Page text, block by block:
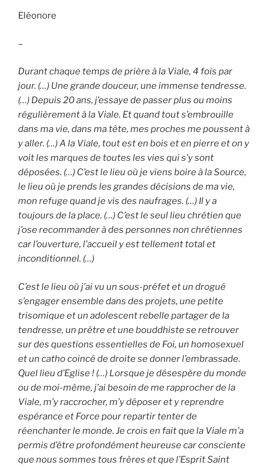
Eléonore
–
Durant chaque temps de prière à la Viale, 4 fois par
jour. (…) Une grande douceur, une immense tendresse.
(…) Depuis 20 ans, j’essaye de passer plus ou moins
régulièrement à la Viale. Et quand tout s’embrouille
dans ma vie, dans ma tête, mes proches me poussent à
y aller. (…) A la Viale, tout est en bois et en pierre et on y
voit les marques de toutes les vies qui s’y sont
déposées. (…) C’est le lieu où je viens boire à la Source,
le lieu où je prends les grandes décisions de ma vie,
mon refuge quand je vis des naufrages. (…) Il y a
toujours de la place. (…) C’est le seul lieu chrétien que
j’ose recommander à des personnes non chrétiennes
car l’ouverture, l’accueil y est tellement total et
inconditionnel. (…)
C’est le lieu où j’ai vu un sous-préfet et un drogué
s’engager ensemble dans des projets, une petite
trisomique et un adolescent rebelle partager de la
tendresse, un prêtre et une bouddhiste se retrouver
sur des questions essentielles de Foi, un homosexuel
et un catho coincé de droite se donner l’embrassade.
Quel lieu d’Eglise ! (…) Lorsque je désespère du monde
ou de moi-même, j’ai besoin de me rapprocher de la
Viale, m’y raccrocher, m’y déposer et y reprendre
espérance et Force pour repartir tenter de
réenchanter le monde. Je crois en fait que la Viale m’a
permis d’être profondément heureuse car consciente
que nous sommes tous frères et que l’Esprit Saint